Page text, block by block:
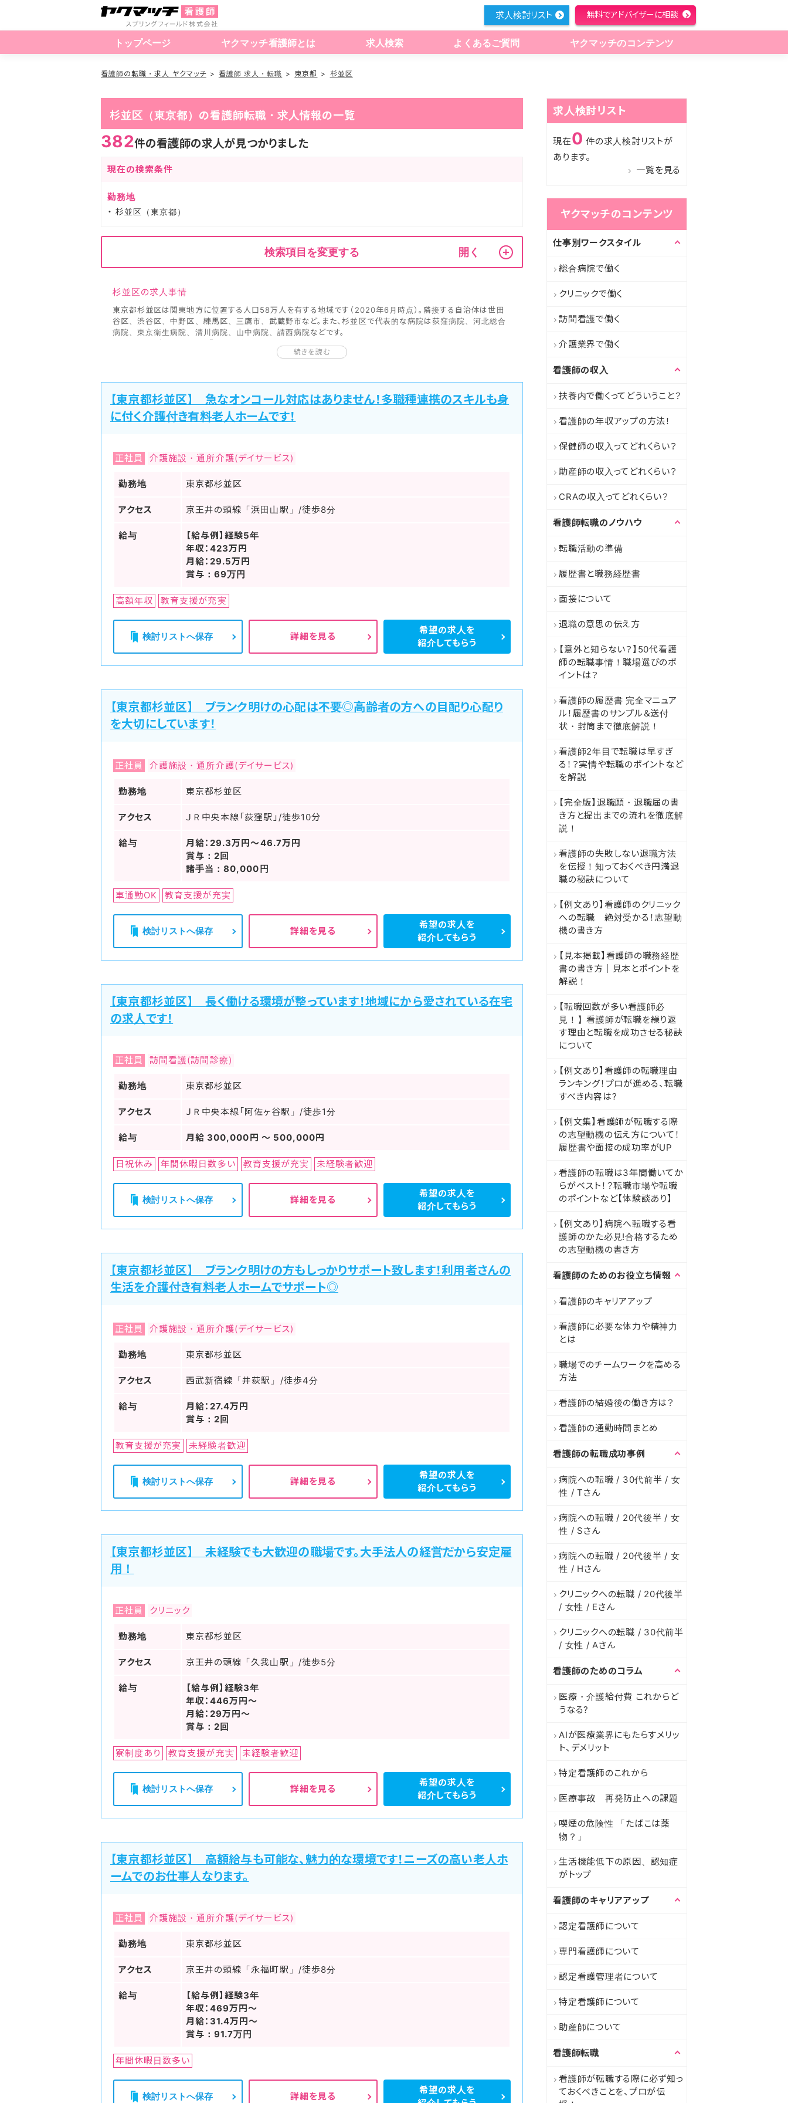
トップページ ヤクマッチ看護師とは 求人検索 よくあるご質問 ヤクマッチのコンテンツ
求人検討リスト 無料でアドバイザーに相談
看護師の転職・求人 ヤクマッチ 看護師 求人・転職 東京都 杉並区
杉並区（東京都）の看護師転職・求人情報の一覧
382件の看護師の求人が見つかりました
現在の検索条件
勤務地
杉並区（東京都）
検索項目を変更する
杉並区の求人事情
東京都杉並区は関東地方に位置する人口58万人を有する地域です（2020年6月時点）。隣接する自治体は世田
谷区、渋谷区、中野区、練馬区、三鷹市、武蔵野市など。また、杉並区で代表的な病院は荻窪病院、河北総合
病院、東京衛生病院、清川病院、山中病院、請西病院などです。
区が有している一般診療所（クリニック）は501軒、病院は21軒、在宅療養支援診療所は74軒、在宅療養支援病
京市に編入されたことから今では23区として分類されています。現在でも人口が増えつつあり、近い将来60万人
に達する勢いです。杉並区には200と近い農家があり野菜や花、植木、果物の生産が非常に盛んです。
杉並区で利用できる鉄道は中央線、井の頭線、京王線、西武新宿線、丸ノ内線などです。また、主要な道路が数
などです。
ヤクマッチ看護師では、職場環境などリアルな情報もお伝え出来ますので、お気軽にご相談ください！
続きを読む
【東京都杉並区】 急なオンコール対応はありません！多職種連携のスキルも身
に付く介護付き有料老人ホームです！
正社員 介護施設・通所介護(デイサービス)
勤務地 東京都杉並区
アクセス 京王井の頭線「浜田山駅」/徒歩8分
給与
【給与例】経験5年
年収：423万円
月給：29.5万円
賞与：69万円
高額年収 教育支援が充実
検討リストへ保存 詳細を見る
希望の求人を
紹介してもらう
【東京都杉並区】 ブランク明けの心配は不要◎高齢者の方への目配り心配り
を大切にしています！
正社員 介護施設・通所介護(デイサービス)
勤務地 東京都杉並区
アクセス ＪＲ中央本線「荻窪駅」/徒歩10分
給与
月給：29.3万円～46.7万円
賞与：2回
諸手当：80,000円
車通勤OK 教育支援が充実
検討リストへ保存 詳細を見る
希望の求人を
紹介してもらう
【東京都杉並区】 長く働ける環境が整っています！地域にから愛されている在宅
の求人です！
正社員 訪問看護(訪問診療)
勤務地 東京都杉並区
アクセス ＪＲ中央本線「阿佐ヶ谷駅」/徒歩1分
給与 月給 300,000円 〜 500,000円
日祝休み 年間休暇日数多い 教育支援が充実 未経験者歓迎
検討リストへ保存 詳細を見る
希望の求人を
紹介してもらう
【東京都杉並区】 ブランク明けの方もしっかりサポート致します！利用者さんの
生活を介護付き有料老人ホームでサポート◎
正社員 介護施設・通所介護(デイサービス)
勤務地 東京都杉並区
アクセス 西武新宿線「井荻駅」/徒歩4分
給与
月給：27.4万円
賞与：2回
教育支援が充実 未経験者歓迎
検討リストへ保存 詳細を見る
希望の求人を
紹介してもらう
【東京都杉並区】 未経験でも大歓迎の職場です。大手法人の経営だから安定雇
用！
正社員 クリニック
勤務地 東京都杉並区
アクセス 京王井の頭線「久我山駅」/徒歩5分
給与
【給与例】経験3年
年収：446万円～
月給：29万円～
賞与：2回
寮制度あり 教育支援が充実 未経験者歓迎
検討リストへ保存 詳細を見る
希望の求人を
紹介してもらう
【東京都杉並区】 高額給与も可能な、魅力的な環境です！ニーズの高い老人ホ
ームでのお仕事人なります。
正社員 介護施設・通所介護(デイサービス)
勤務地 東京都杉並区
アクセス 京王井の頭線「永福町駅」/徒歩8分
給与
【給与例】経験3年
年収：469万円～
月給：31.4万円～
賞与：91.7万円
年間休暇日数多い
検討リストへ保存 詳細を見る
希望の求人を
求人検討リスト
現在0 件の求人検討リストが
あります。
一覧を見る
ヤクマッチのコンテンツ
仕事別ワークスタイル
総合病院で働く
クリニックで働く
訪問看護で働く
介護業界で働く
看護師の収入
扶養内で働くってどういうこと？
看護師の年収アップの方法！
保健師の収入ってどれくらい？
助産師の収入ってどれくらい？
CRAの収入ってどれくらい？
看護師転職のノウハウ
転職活動の準備
履歴書と職務経歴書
面接について
退職の意思の伝え方
【意外と知らない？】50代看護
師の転職事情！職場選びのポ
イントは？
看護師の履歴書 完全マニュア
ル！履歴書のサンプル＆送付
状・封筒まで徹底解説！
看護師2年目で転職は早すぎ
る！？実情や転職のポイントなど
を解説
【完全版】退職願・退職届の書
き方と提出までの流れを徹底解
説！
看護師の失敗しない退職方法
を伝授！知っておくべき円満退
職の秘訣について
【例文あり】看護師のクリニック
への転職 絶対受かる！志望動
機の書き方
【見本掲載】看護師の職務経歴
書の書き方｜見本とポイントを
解説！
【転職回数が多い看護師必
見！】看護師が転職を繰り返
す理由と転職を成功させる秘訣
について
【例文あり】看護師の転職理由
ランキング！プロが進める、転職
すべき内容は?
【例文集】看護師が転職する際
の志望動機の伝え方について！
履歴書や面接の成功率がUP
看護師の転職は3年間働いてか
らがベスト！？転職市場や転職
のポイントなど【体験談あり】
【例文あり】病院へ転職する看
護師のかた必見!合格するため
の志望動機の書き方
看護師のためのお役立ち情報
看護師のキャリアアップ
看護師に必要な体力や精神力
とは
職場でのチームワークを高める
方法
看護師の結婚後の働き方は？
看護師の通勤時間まとめ
看護師の転職成功事例
病院への転職 / 30代前半 / 女
性 / Tさん
病院への転職 / 20代後半 / 女
性 / Sさん
病院への転職 / 20代後半 / 女
性 / Hさん
クリニックへの転職 / 20代後半
/ 女性 / Eさん
クリニックへの転職 / 30代前半
/ 女性 / Aさん
看護師のためのコラム
医療・介護給付費 これからど
うなる?
AIが医療業界にもたらすメリッ
ト、デメリット
特定看護師のこれから
医療事故 再発防止への課題
喫煙の危険性 「たばこは薬
物？」
生活機能低下の原因、認知症
がトップ
看護師のキャリアアップ
認定看護師について
専門看護師について
認定看護管理者について
特定看護師について
助産師について
看護師転職
看護師が転職する際に必ず知っ
ておくべきことを、プロが伝